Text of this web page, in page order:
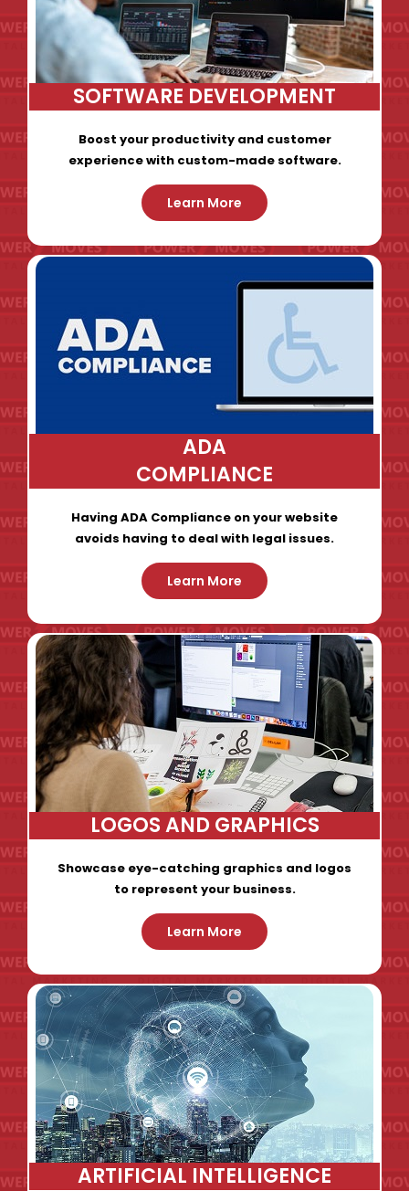
SOFTWARE DEVELOPMENT
Boost your productivity and customer
experience with custom-made software.
Learn More
ADA
COMPLIANCE
Having ADA Compliance on your website
avoids having to deal with legal issues.
Learn More
LOGOS AND GRAPHICS
Showcase eye-catching graphics and logos
to represent your business.
Learn More
ARTIFICIAL INTELLIGENCE